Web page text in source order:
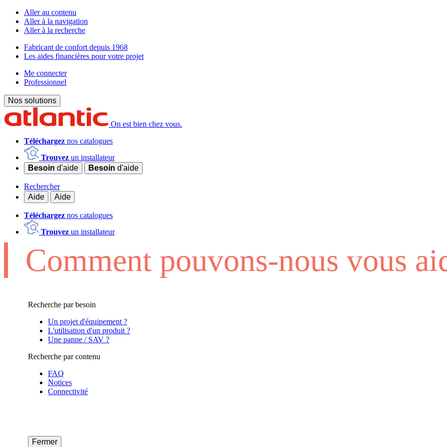
Aller au contenu
Aller à la navigation
Aller à la recherche
Fabricant de confort depuis 1968
Les aides financières pour votre projet
Me connecter
Professionnel
Nos solutions
On est bien chez vous.
Téléchargez nos catalogues
Trouvez un installateur
Besoin d'aide Besoin d'aide
Rechercher
Aide
Aide
Téléchargez nos catalogues
Trouvez un installateur
Comment pouvons-nous vous
Recherche par besoin
Un projet d'équipement ?
L'utilisation d'un produit ?
Une panne / SAV ?
Recherche par contenu
FAQ
Notices
Connectivité
Fermer